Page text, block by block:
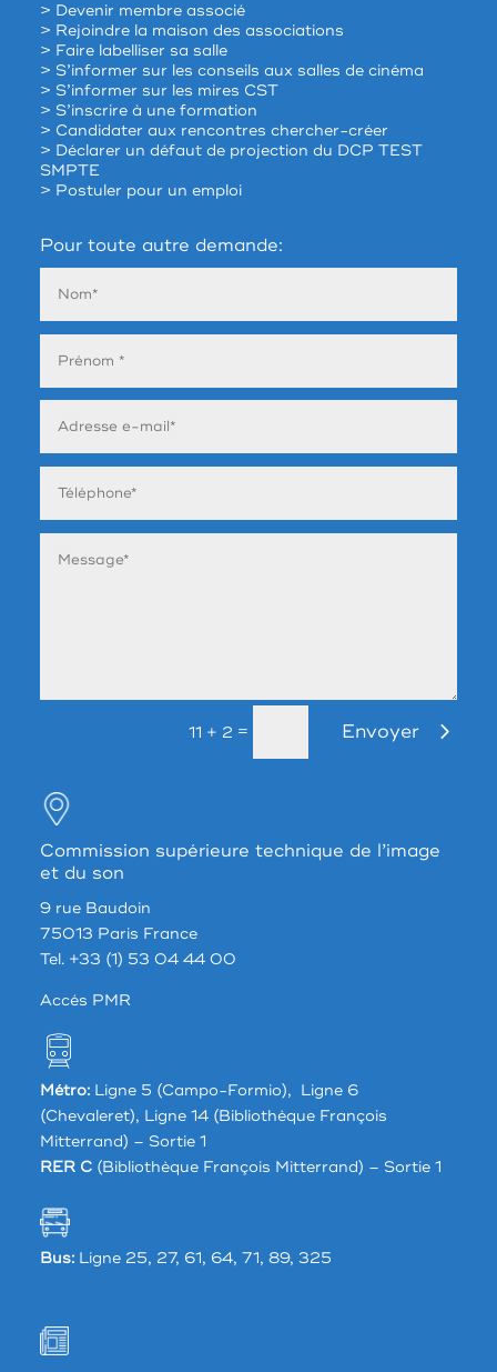
> Devenir membre associé
> Rejoindre la maison des associations
> Faire labelliser sa salle
> S’informer sur les conseils aux salles de cinéma
> S’informer sur les mires CST
> S’inscrire à une formation
> Candidater aux rencontres chercher-créer
> Déclarer un défaut de projection du DCP TEST
SMPTE
> Postuler pour un emploi
Pour toute autre demande:
11 + 2 = Envoyer
Commission supérieure technique de l’image
et du son
9 rue Baudoin
75013 Paris France
Tel. +33 (1) 53 04 44 00
Accés PMR
Métro:Ligne 5 (Campo-Formio), Ligne 6
(Chevaleret), Ligne 14 (Bibliothèque François
Mitterrand) – Sortie 1
RER C(Bibliothèque François Mitterrand) – Sortie 1
Bus:Ligne 25, 27, 61, 64, 71, 89, 325